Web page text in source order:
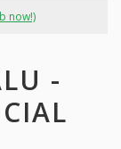
now!)
-